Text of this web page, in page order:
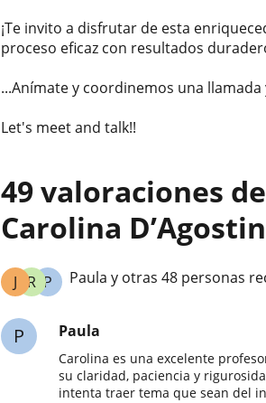
¡Te invito a disfrutar de esta
proceso eficaz con resultados
...Anímate y coordinemos una
Let's meet and talk!!
49 valoraciones
Carolina
P
R
J Paula y otras 48 personas
P Paula
Carolina es una excelente
su claridad, paciencia y
intenta traer tema que sean del